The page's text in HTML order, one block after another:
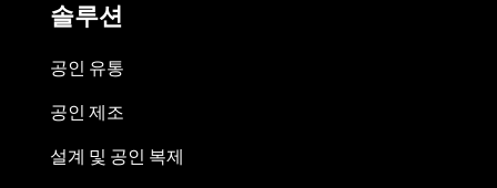
솔루션
공인 유통
공인 제조
설계 및 공인 복제